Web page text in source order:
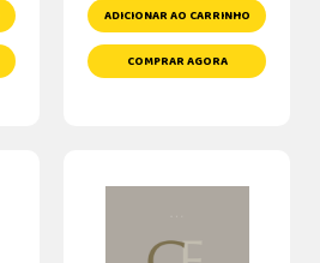
ADICIONAR AO CARRINHO
COMPRAR AGORA